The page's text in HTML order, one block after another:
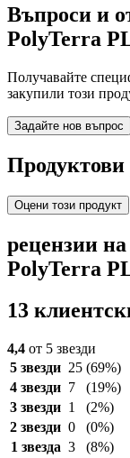
Въпроси и
PolyTerra
Получавайте
закупили този
Задайте нов въпрос
Продуктови
Оцени този продукт
рецензии
PolyTerra
13
4,4 от 5 звезди
5 звезди 25 (69%)
4 звезди 7
(19%)
3 звезди 1
(2%)
2 звезди 0
(0%)
1 звезда 3 (8%)